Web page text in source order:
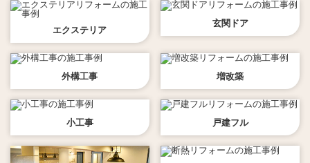
エクステリア
玄関ドア
外構工事 増改築
小工事 戸建フル